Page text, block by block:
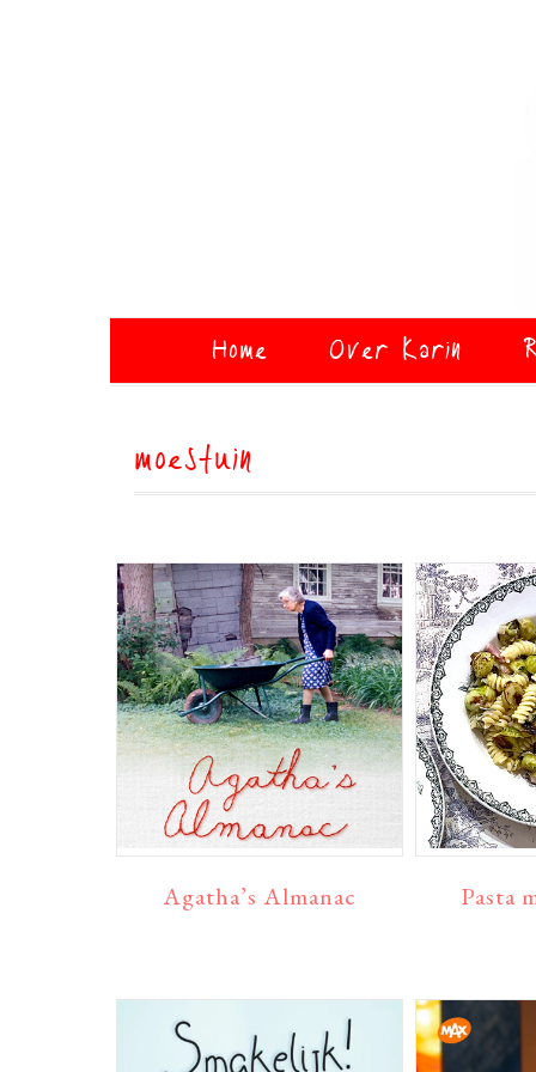
Home Over Karin
moestuin
Agatha’s Almanac Pasta